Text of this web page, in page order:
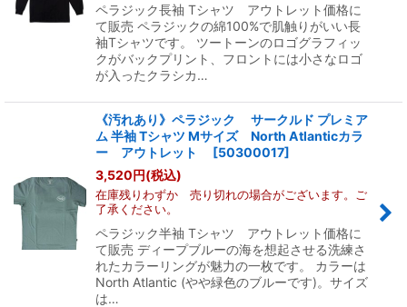
ペラジック長袖 Tシャツ アウトレット価格に
て販売 ペラジックの綿100%で肌触りがいい長
袖Tシャツです。 ツートーンのロゴグラフィッ
クがバックプリント、フロントには小さなロゴ
が入ったクラシカ…
《汚れあり》ペラジック サークルド プレミア
ム 半袖 Tシャツ Mサイズ North Atlanticカラ
ー アウトレット
[50300017]
3,520円(税込)
在庫残りわずか 売り切れの場合がございます。ご
了承ください。
ペラジック半袖 Tシャツ アウトレット価格に
て販売 ディープブルーの海を想起させる洗練さ
れたカラーリングが魅力の一枚です。 カラーは
North Atlantic (やや緑色のブルーです)。サイズ
は…